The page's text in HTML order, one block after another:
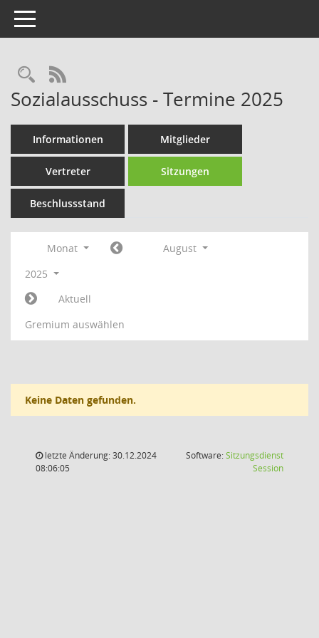
Toggle navigation
Rechercheauswahl
RSS-Feed
Sozialausschuss - Termine 2025
Informationen Mitglieder
Vertreter Sitzungen
Beschlussstand
Monat
August
2025
Aktuell
Gremium auswählen
Keine Daten gefunden.
letzte Änderung: 30.12.2024
08:06:05
Software:Sitzungsdienst
Session(Wird in